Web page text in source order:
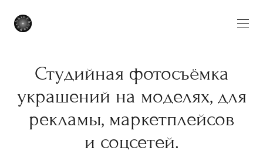
Студийная фотосъёмка
украшений на моделях, для
рекламы, маркетплейсов
и соцсетей.